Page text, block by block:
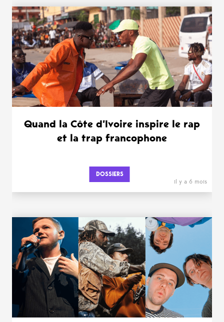
WANT MORE ?
Quand la Côte d’Ivoire inspire le rap
et la trap francophone
DOSSIERS
il y a 6 mois